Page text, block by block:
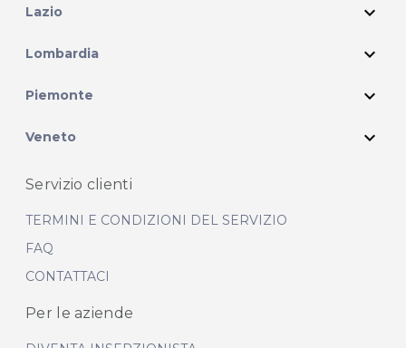
Lazio expand_more
Lombardia expand_more
Piemonte expand_more
Veneto expand_more
Servizio clienti
TERMINI E CONDIZIONI DEL SERVIZIO
FAQ
CONTATTACI
Per le aziende